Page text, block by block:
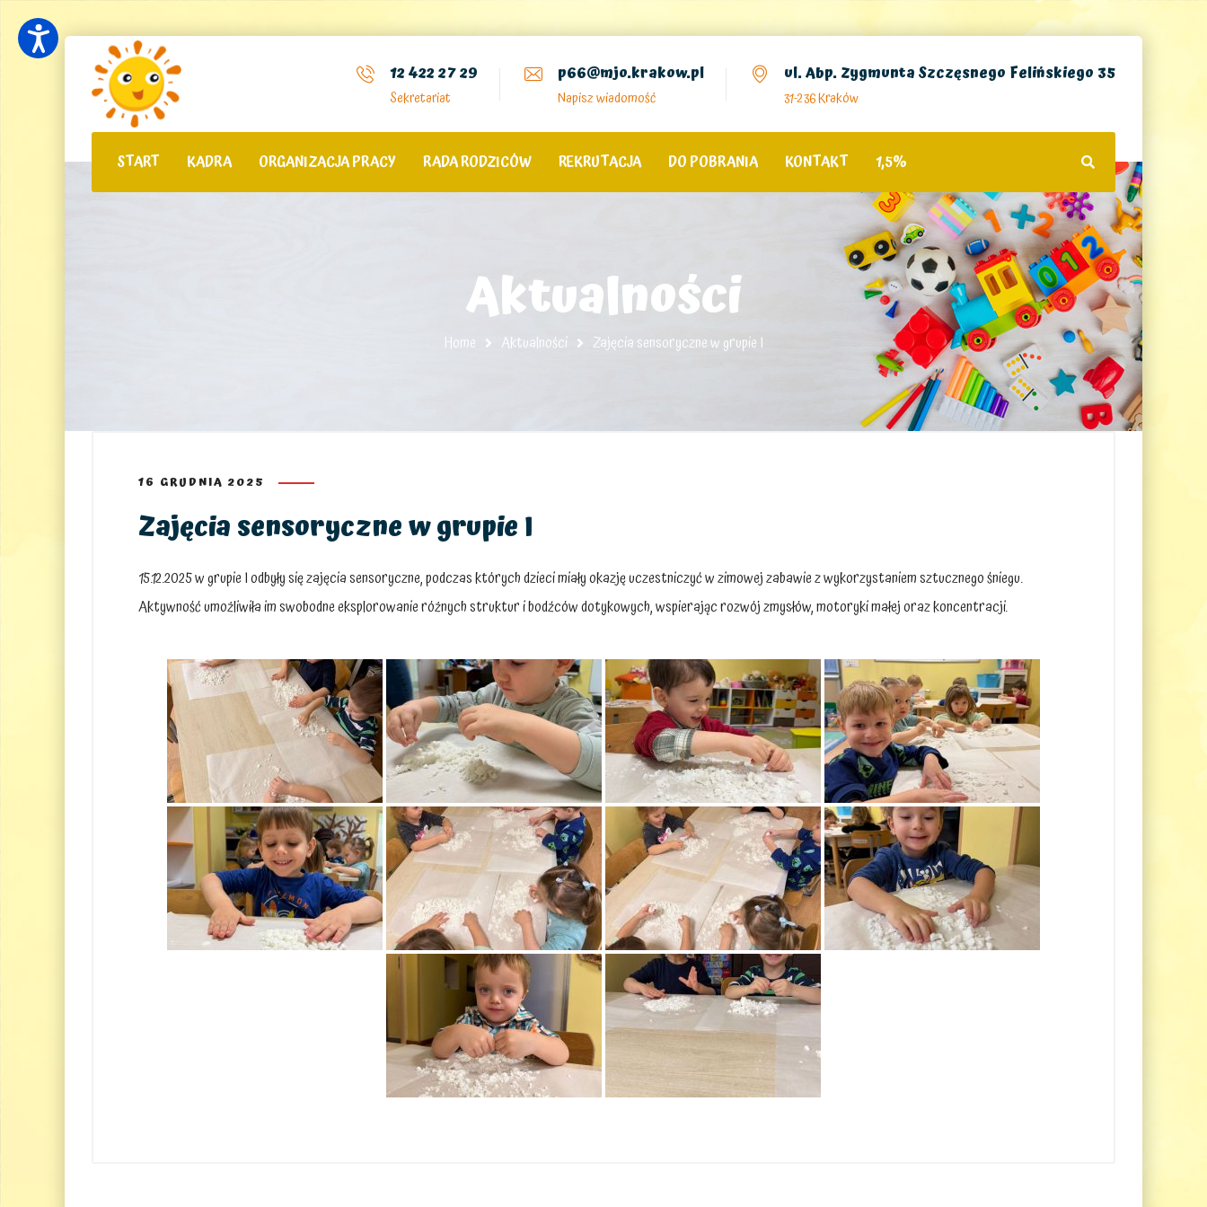
12 422 27 29
Sekretariat
p66@mjo.krakow.pl
Napisz wiadomość
ul. Abp. Zygmunta Szczęsnego Felińskiego 35
31-236 Kraków
START KADRA ORGANIZACJA PRACY RADA RODZICÓW REKRUTACJA DO POBRANIA KONTAKT 1,5%
Aktualności
Home Aktualności Zajęcia sensoryczne w grupie I
16 GRUDNIA 2025
Zajęcia sensoryczne w grupie I
15.12.2025 w grupie I odbyły się zajęcia sensoryczne, podczas których dzieci miały okazję uczestniczyć w zimowej zabawie z wykorzystaniem sztucznego śniegu.
Aktywność umożliwiła im swobodne eksplorowanie różnych struktur i bodźców dotykowych, wspierając rozwój zmysłów, motoryki małej oraz koncentracji.